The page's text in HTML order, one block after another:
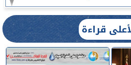
قراءة